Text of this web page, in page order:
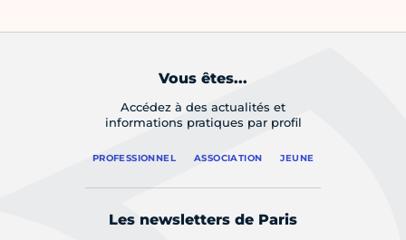
Vous êtes...
Accédez à des actualités et
informations pratiques par profil
PROFESSIONNEL ASSOCIATION JEUNE
Les newsletters de Paris